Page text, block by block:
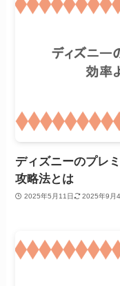
ディズニーのプレ
攻略法とは
2025年5月11日 2025年9月